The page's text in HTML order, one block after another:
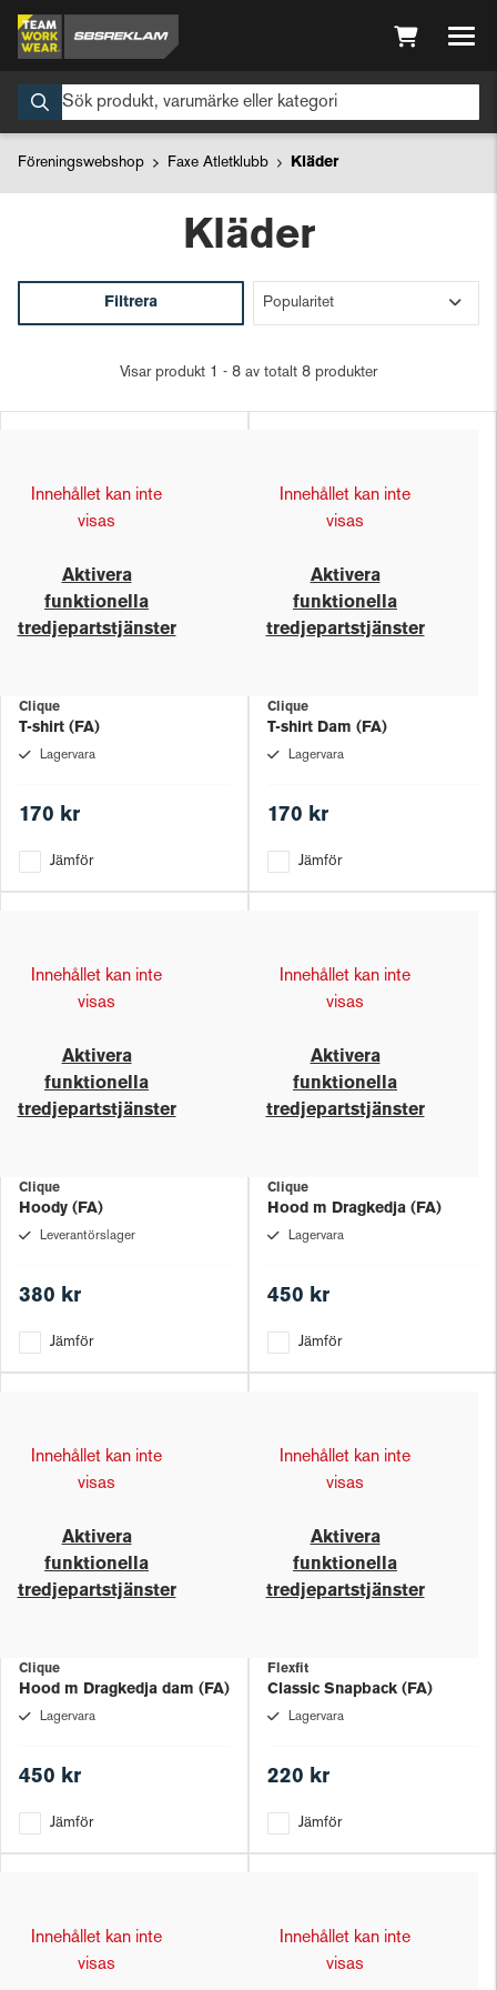
Föreningswebshop Faxe Atletklubb Kläder
Kläder
Filtrera
Visar produkt 1 - 8 av totalt 8 produkter
Innehållet kan inte
visas
Aktivera
funktionella
tredjepartstjänster
Clique
T-shirt (FA)
Lagervara
170 kr
Jämför
Innehållet kan inte
visas
Aktivera
funktionella
tredjepartstjänster
Clique
T-shirt Dam (FA)
Lagervara
170 kr
Jämför
Innehållet kan inte
visas
Aktivera
funktionella
tredjepartstjänster
Clique
Hoody (FA)
Leverantörslager
380 kr
Jämför
Innehållet kan inte
visas
Aktivera
funktionella
tredjepartstjänster
Clique
Hood m Dragkedja (FA)
Lagervara
450 kr
Jämför
Innehållet kan inte
visas
Aktivera
funktionella
tredjepartstjänster
Clique
Hood m Dragkedja dam (FA)
Lagervara
450 kr
Jämför
Innehållet kan inte
visas
Aktivera
funktionella
tredjepartstjänster
Flexfit
Classic Snapback (FA)
Lagervara
220 kr
Jämför
Innehållet kan inte
visas
Innehållet kan inte
visas